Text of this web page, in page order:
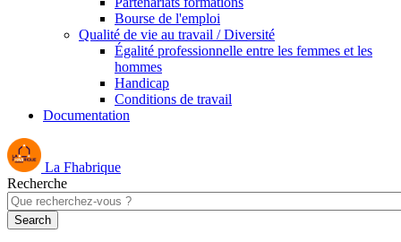
Bourse de l'emploi
Qualité de vie au travail / Diversité
Égalité professionnelle entre les femmes et les
hommes
Handicap
Conditions de travail
Documentation
La Fhabrique
Recherche